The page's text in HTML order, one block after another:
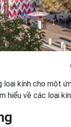
loại kính cho một
hiểu về các loại